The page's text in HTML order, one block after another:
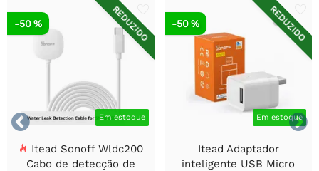


REDUZIDO
Em estoque
-50 %
Itead Sonoff Wldc200
Cabo de detecção de
REDUZIDO
Em estoque
-50 %
Itead Adaptador
inteligente USB Micro